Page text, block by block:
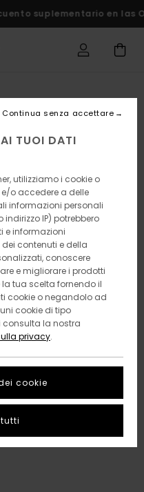
suplementario en las
TUOI DATI
utilizziamo i cookie o
o accedere a delle
informazioni personali
IP) potrebbero
e informazioni
contenuti e della
conoscere
e migliorare i prodotti
la tua scelta fornendo il
cookie o negandolo ad
cookie di tipo
consulta la nostra
privacy.
cookie
Continua senza accettare